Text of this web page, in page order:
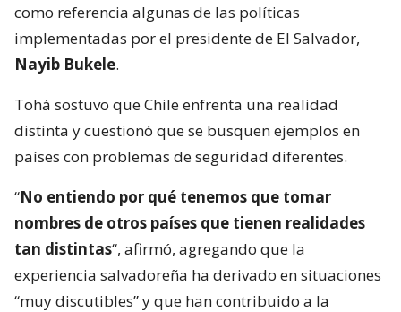
como referencia algunas de las políticas
implementadas por el presidente de El Salvador,
Nayib Bukele.
Tohá sostuvo que Chile enfrenta una realidad
distinta y cuestionó que se busquen ejemplos en
países con problemas de seguridad diferentes.
“No entiendo por qué tenemos que tomar
nombres de otros países que tienen realidades
tan distintas“, afirmó, agregando que la
experiencia salvadoreña ha derivado en situaciones
“muy discutibles” y que han contribuido a la